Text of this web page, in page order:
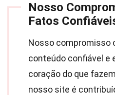
Nosso
Fatos
Nosso compromisso
conteúdo confiável e
coração do que
nosso site é